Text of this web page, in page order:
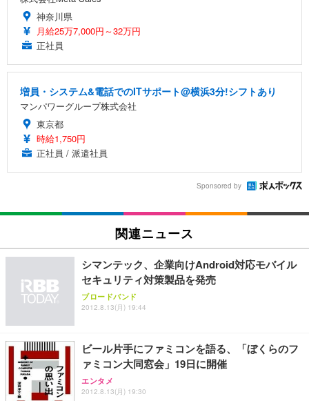
神奈川県
月給25万7,000円～32万円
正社員
増員・システム&電話でのITサポート@横浜3分!シフトあり
マンパワーグループ株式会社
東京都
時給1,750円
正社員 / 派遣社員
Sponsored by
関連ニュース
シマンテック、企業向けAndroid対応モバイル
セキュリティ対策製品を発売
ブロードバンド
2012.8.13(月) 19:44
ビール片手にファミコンを語る、「ぼくらのフ
ァミコン大同窓会」19日に開催
エンタメ
2012.8.13(月) 19:30